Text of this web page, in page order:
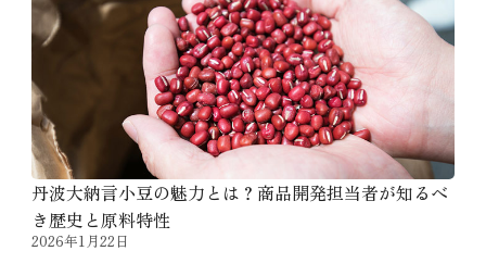
丹波大納言小豆の魅力とは？商品開発担当者が知るべ
き歴史と原料特性
2026年1月22日